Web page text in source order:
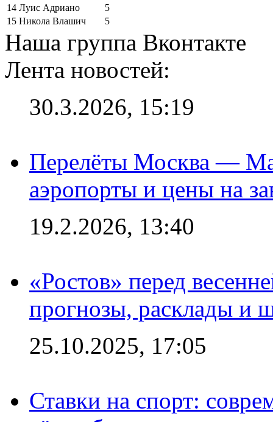
14 Луис Адриано
5
15 Никола Влашич 5
Наша группа Вконтакте
Лента новостей:
30.3.2026, 15:19
Перелёты Москва —
аэропорты и цены на
19.2.2026, 13:40
«Ростов» перед
прогнозы, расклады и
25.10.2025, 17:05
Ставки на спорт: